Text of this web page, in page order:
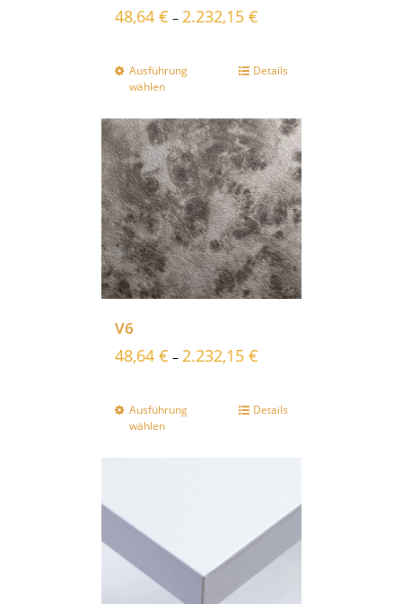
48,64 € – 2.232,15 €
Ausführung
wählen
Details
V6
48,64 € – 2.232,15 €
Ausführung
wählen
Details